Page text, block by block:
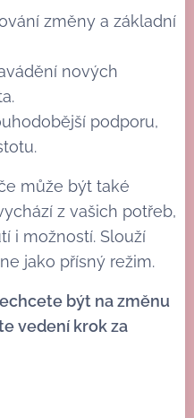
změny a základní
nových
podporu,
může být také
z vašich potřeb,
i možností. Slouží
jako přísný režim.
být na změnu
vedení krok za